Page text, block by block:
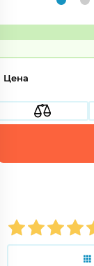
Цена